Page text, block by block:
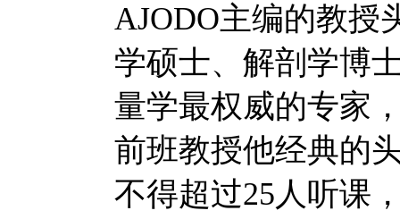
AJODO主编的教授
学硕士、解剖学博
量学最权威的专家
前班教授他经典的
不得超过25人听课